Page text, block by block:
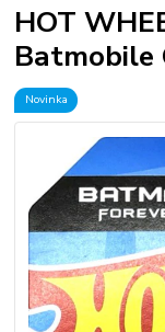
HOT
Batmobile
Novinka